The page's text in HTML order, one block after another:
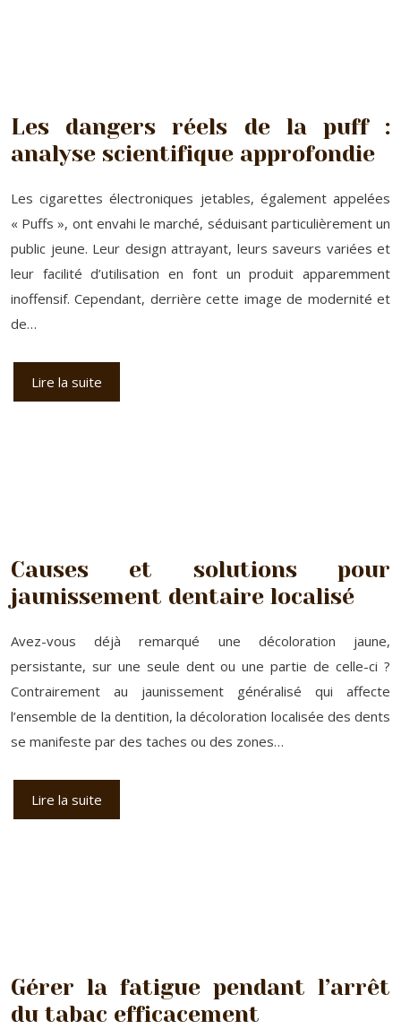
Les dangers réels de la puff :
analyse scientifique approfondie
Les cigarettes électroniques jetables, également appelées
« Puffs », ont envahi le marché, séduisant particulièrement un
public jeune. Leur design attrayant, leurs saveurs variées et
leur facilité d’utilisation en font un produit apparemment
inoffensif. Cependant, derrière cette image de modernité et
de…
Lire la suite
Causes et solutions pour
jaunissement dentaire localisé
Avez-vous déjà remarqué une décoloration jaune,
persistante, sur une seule dent ou une partie de celle-ci ?
Contrairement au jaunissement généralisé qui affecte
l’ensemble de la dentition, la décoloration localisée des dents
se manifeste par des taches ou des zones…
Lire la suite
Gérer la fatigue pendant l’arrêt
du tabac efficacement